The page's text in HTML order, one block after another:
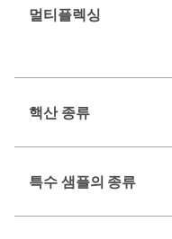
멀티플렉싱
핵산 종류
특수 샘플의 종류